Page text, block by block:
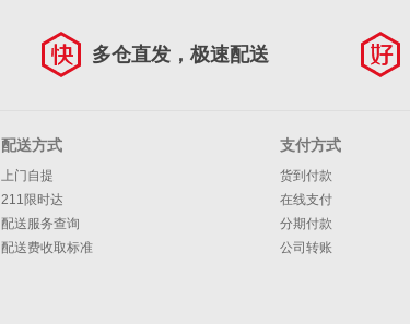
多仓直发，极速配送
配送方式
上门自提
211限时达
配送服务查询
配送费收取标准
支付方式
货到付款
在线支付
分期付款
公司转账